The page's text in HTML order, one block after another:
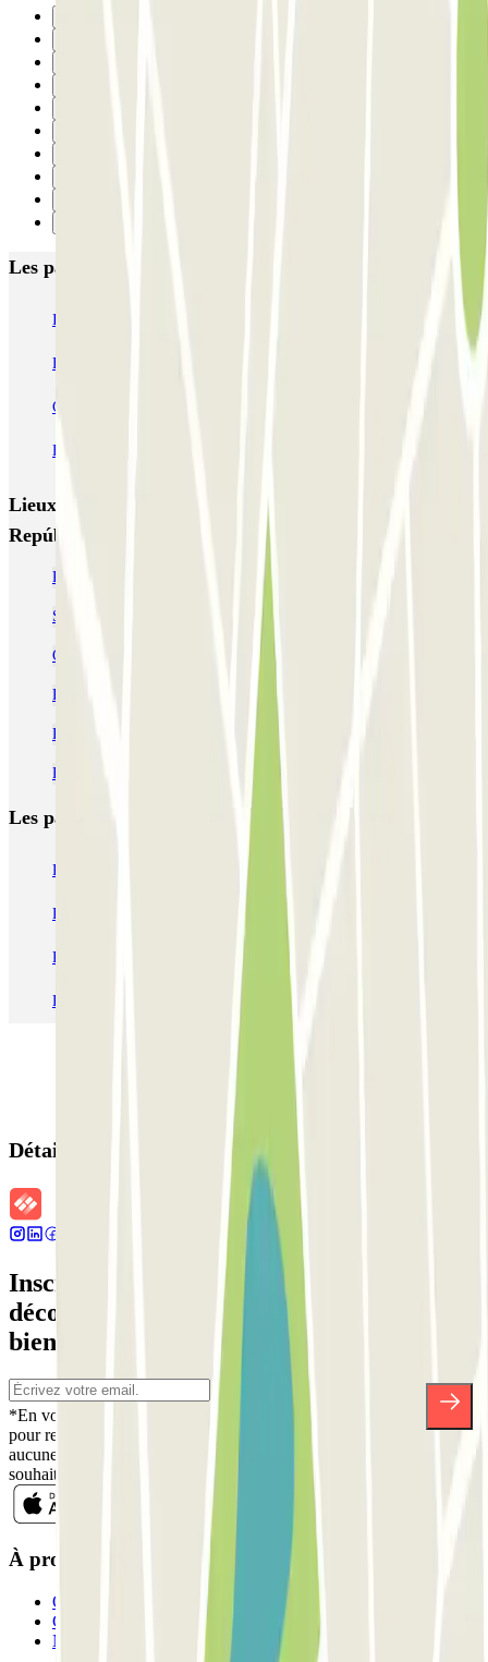
Les parkings les mieux notés à Madrid
IC Alenza-Ponzano
HOMELY Azcona
Coslada (Avenida de América)
EMT Marqués de Salamanca
Lieux et événements intéressants à proximité INDIGO
República Dominicana
Parking Movistar Arena Madrid pas cher (ex WiZink Center)
Se garer dans le quartier de Chueca
Circuler et se garer dans Madrid Central
Parkings à la gare de Madrid-Atocha
Parking aéroport Madrid Terminal 4 pas cher
Parking Aéroport Madrid-Barajas à partir de 1,75 € | Parclick
Les parkings les plus réservés
Parking Paris Parking Gare de Lyon
Parking Charles de Gaulle - Roissy Aeroport
Parking Aéroport Roland Garros La Réunion P4 Longue Durée
Parking Aéroport Barcelone Parking Aéroport Beauvais
Détails de la réservation
Inscrivez-vous à notre newsletter et
découvrez des réductions, des concours et
bien d'autres surprises.
*En vous inscrivant, vous acceptez notre politique de confidentialité
pour recevoir des communications commerciales de Parclick. Sans
aucune obligation, vous pouvez vous désinscrire quand vous le
souhaitez dans la même newsletter.
À propos de Parclick
Qui sommes-nous ?
Comment ça marche?
Nos parkings